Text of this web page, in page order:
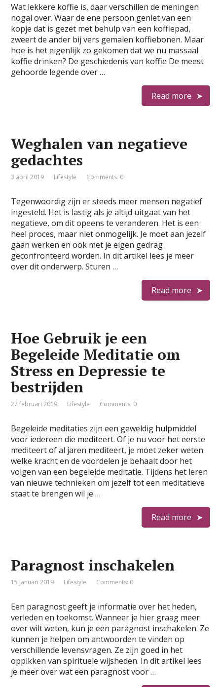
Wat lekkere koffie is, daar verschillen de meningen
nogal over. Waar de ene persoon geniet van een
kopje dat is gezet met behulp van een koffiepad,
zweert de ander bij vers gemalen koffiebonen. Maar
hoe is het eigenlijk zo gekomen dat we nu massaal
koffie drinken? De geschiedenis van koffie De meest
gehoorde legende over …
Read more
Weghalen van negatieve
gedachtes
3 april 2019 Lifestyle Comments: 0
Tegenwoordig zijn er steeds meer mensen negatief
ingesteld. Het is lastig als je altijd uitgaat van het
negatieve, om dit opeens te veranderen. Het is een
heel proces, maar niet onmogelijk. Je moet aan jezelf
gaan werken en ook met je eigen gedrag
geconfronteerd worden. In dit artikel lees je meer
over dit onderwerp. Sturen …
Read more
Hoe Gebruik je een
Begeleide Meditatie om
Stress en Depressie te
bestrijden
27 februari 2019 Lifestyle Comments: 0
Begeleide meditaties zijn een geweldig hulpmiddel
voor iedereen die mediteert. Of je nu voor het eerste
mediteert of al jaren mediteert, je moet zeker weten
welke kracht en de voordelen je behaalt door het
volgen van een begeleide meditatie. Tijdens het leren
van nieuwe technieken om jezelf tot een meditatieve
staat te brengen wil je …
Read more
Paragnost inschakelen
15 januari 2019 Lifestyle Comments: 0
Een paragnost geeft je informatie over het heden,
verleden en toekomst. Wanneer je hier graag meer
over wilt weten, kun je een paragnost inschakelen. Ze
kunnen je helpen om antwoorden te vinden op
verschillende levensvragen. Ze zijn goed in het
oppikken van spirituele wijsheden. In dit artikel lees
je meer over wat een paragnost voor …